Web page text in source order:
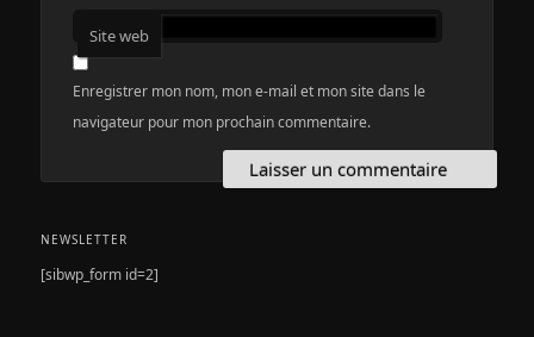
Site web
Enregistrer mon nom, mon e-mail et mon site dans le
navigateur pour mon prochain commentaire.
NEWSLETTER
[sibwp_form id=2]